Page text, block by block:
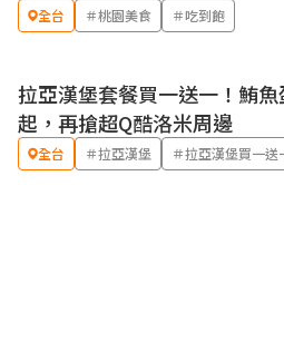
全台 ＃桃園美食 ＃吃到飽
優惠
拉亞漢堡套餐買一送一！鮪
起，再搶超Q酷洛米周邊
全台 ＃拉亞漢堡 ＃拉亞漢堡買一送